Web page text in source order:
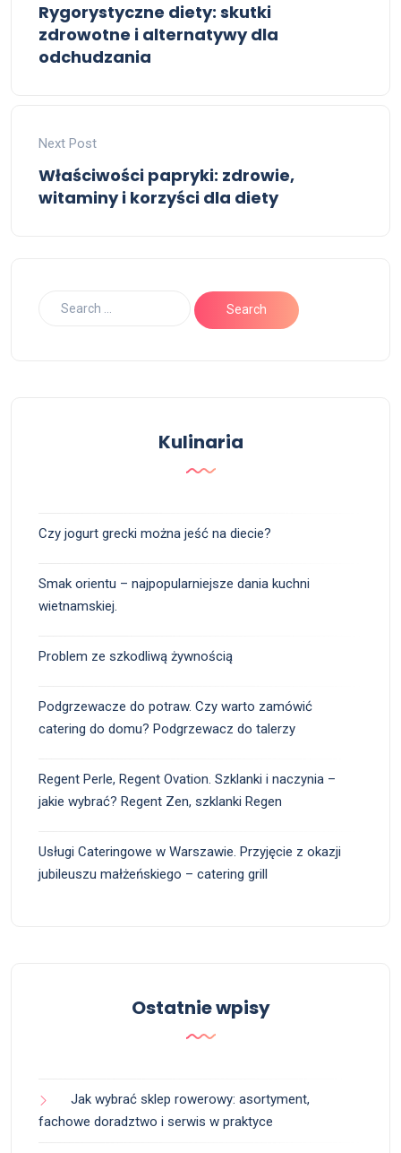
Rygorystyczne diety: skutki
zdrowotne i alternatywy dla
odchudzania
Next Post
Właściwości papryki: zdrowie,
witaminy i korzyści dla diety
Kulinaria
Czy jogurt grecki można jeść na diecie?
Smak orientu – najpopularniejsze dania kuchni
wietnamskiej.
Problem ze szkodliwą żywnością
Podgrzewacze do potraw. Czy warto zamówić
catering do domu? Podgrzewacz do talerzy
Regent Perle, Regent Ovation. Szklanki i naczynia –
jakie wybrać? Regent Zen, szklanki Regen
Usługi Cateringowe w Warszawie. Przyjęcie z okazji
jubileuszu małżeńskiego – catering grill
Ostatnie wpisy
Jak wybrać sklep rowerowy: asortyment,
fachowe doradztwo i serwis w praktyce